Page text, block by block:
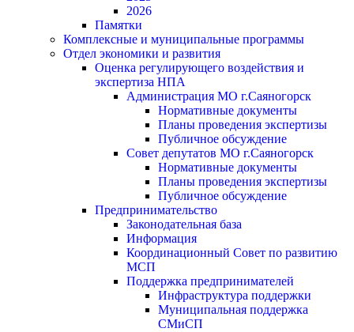
2026
Памятки
Комплексные и муниципальные программы
Отдел экономики и развития
Оценка регулирующего воздействия и
экспертиза НПА
Администрация МО г.Саяногорск
Нормативные документы
Планы проведения экспертизы
Публичное обсуждение
Совет депутатов МО г.Саяногорск
Нормативные документы
Планы проведения экспертизы
Публичное обсуждение
Предпринимательство
Законодательная база
Информация
Координационный Совет по развитию
МСП
Поддержка предпринимателей
Инфраструктура поддержки
Муниципальная поддержка
СМиСП